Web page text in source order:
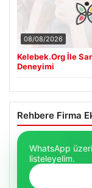
08/08/2026
Kelebek.Org İle
Deneyimi
Rehbere Firma
WhatsApp
listeleyelim.